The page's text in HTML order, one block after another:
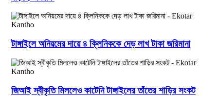
টাঙ্গাইলে অনিয়মের দায়ে ৪ ক্লিনিককে দেড় লাখ টাকা জরিমানা
জিআই স্বীকৃতি মিললেও কাটেনি টাঙ্গাইলের তাঁতের শাড়ির সংকট